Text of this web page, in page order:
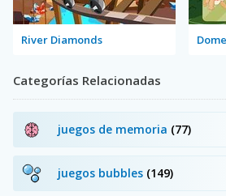
River Diamonds
Categorías Relacionadas
juegos de memoria (77)
juegos bubbles (149)